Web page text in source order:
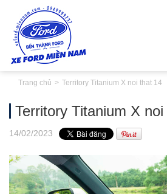
Trang chủ Territory Titanium X noi that 14
Territory Titanium X
14/02/2023